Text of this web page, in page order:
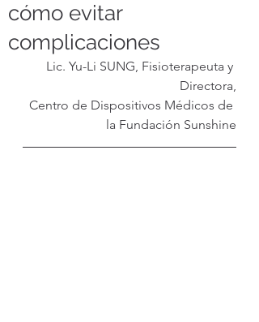
cómo evitar
complicaciones
Lic. Yu-Li SUNG, Fisioterapeuta y
Directora,
Centro de Dispositivos Médicos de
la Fundación Sunshine